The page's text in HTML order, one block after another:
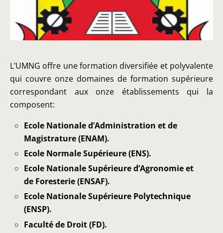
L’UMNG offre une formation diversifiée et polyvalente
qui couvre onze domaines de formation supérieure
correspondant aux onze établissements qui la
composent:
Ecole Nationale d’Administration et de
Magistrature (ENAM).
Ecole Normale Supérieure (ENS).
Ecole Nationale Supérieure d’Agronomie et
de Foresterie (ENSAF).
Ecole Nationale Supérieure Polytechnique
(ENSP).
Faculté de Droit (FD).